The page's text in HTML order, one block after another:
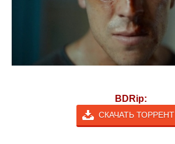
BDRip:
СКАЧАТЬ ТОРРЕНТ